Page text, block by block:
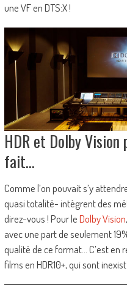
une VF en DTS:X !
HDR et Dolby
fait…
Comme l’on pouvait s’y
quasi totalité- intègrent des
direz-vous ! Pour leDolby Vision
avec une part de seulement
qualité de ce format… C’est en
films en HDR10+, qui sont